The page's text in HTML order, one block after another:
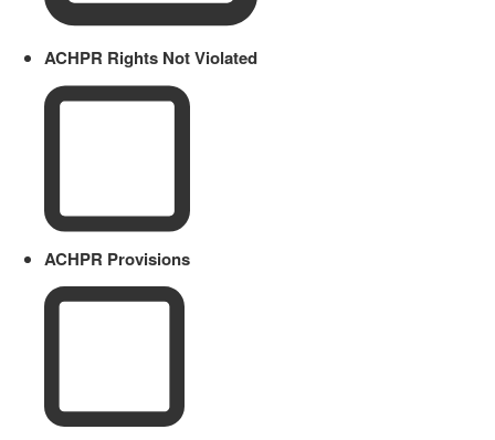
ACHPR Rights Not Violated
ACHPR Provisions